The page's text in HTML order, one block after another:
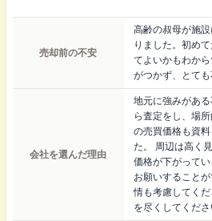
売却前の不安
高齢の叔母が施
りました。初め
てよいかもわか
がつかず、とても
会社を選んだ理由
地元に強みがあ
ら査定をし、場
の売買価格も資
た。 周辺は高く
価格が下がって
お願いすること
情も考慮してく
を尽くしてくださ